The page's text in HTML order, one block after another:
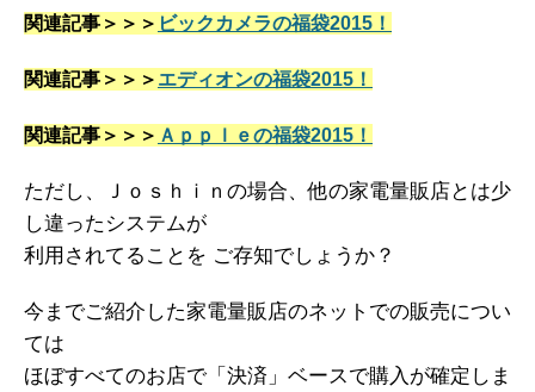
関連記事＞＞＞ ビックカメラの福袋2015！
関連記事＞＞＞ エディオンの福袋2015！
関連記事＞＞＞ Ａｐｐｌｅの福袋2015！
ただし、Ｊｏｓｈｉｎの場合、他の家電量販店とは少
し違ったシステムが
利用されてることを ご存知でしょうか？
今までご紹介した家電量販店のネットでの販売につい
ては
ほぼすべてのお店で「決済」ベースで購入が確定しま